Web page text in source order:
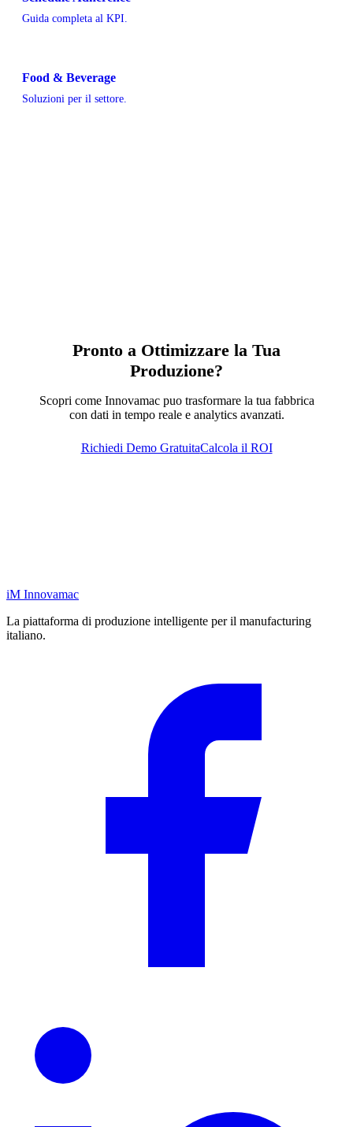
Guida completa al KPI.
Food & Beverage
Soluzioni per il settore.
Pronto a Ottimizzare la Tua
Produzione?
Scopri come Innovamac puo trasformare la tua fabbrica
con dati in tempo reale e analytics avanzati.
Richiedi Demo GratuitaCalcola il ROI
iM Innovamac
La piattaforma di produzione intelligente per il manufacturing
italiano.